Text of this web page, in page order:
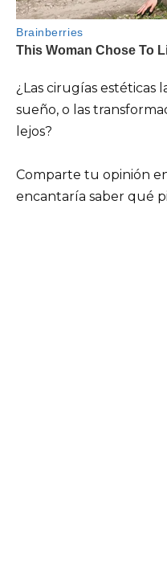
¿Las cirugías estéticas
sueño, o las
lejos?
Comparte tu opinión
encantaría saber qué